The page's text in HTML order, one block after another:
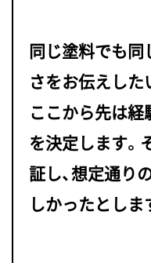
同じ塗料でも
さをお伝えした
ここから先は
を決定します。
証し、想定通り
しかったとしま